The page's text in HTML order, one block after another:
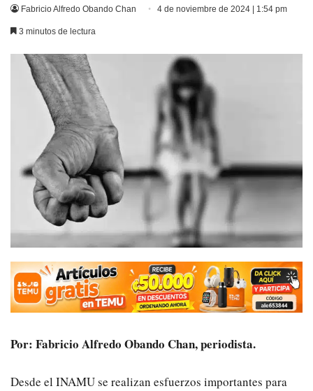
Fabricio Alfredo Obando Chan 4 de noviembre de 2024 | 1:54 pm
3 minutos de lectura
Por: Fabricio Alfredo Obando Chan, periodista.
Desde el INAMU se realizan esfuerzos importantes para